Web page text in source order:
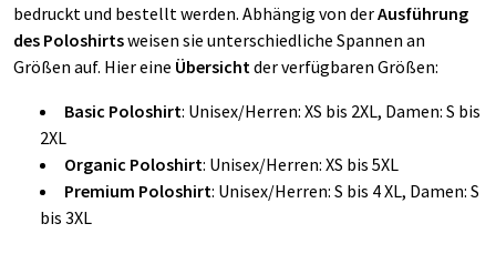
bedruckt und bestellt werden. Abhängig von derAusführung
des Poloshirtsweisen sie unterschiedliche Spannen an
Größen auf. Hier eine Übersicht der verfügbaren Größen:
Basic Poloshirt: Unisex/Herren: XS bis 2XL, Damen: S bis
2XL
Organic Poloshirt: Unisex/Herren: XS bis 5XL
Premium Poloshirt: Unisex/Herren: S bis 4 XL, Damen: S
bis 3XL